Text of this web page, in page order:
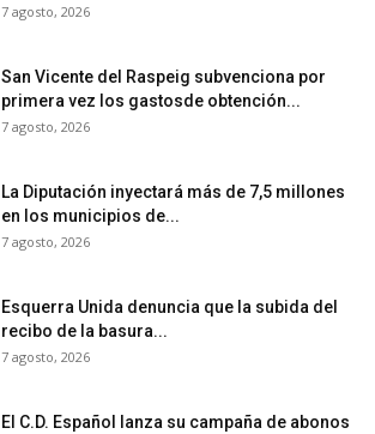
7 agosto, 2026
San Vicente del Raspeig subvenciona por
primera vez los gastosde obtención...
7 agosto, 2026
La Diputación inyectará más de 7,5 millones
en los municipios de...
7 agosto, 2026
Esquerra Unida denuncia que la subida del
recibo de la basura...
7 agosto, 2026
El C.D. Español lanza su campaña de abonos